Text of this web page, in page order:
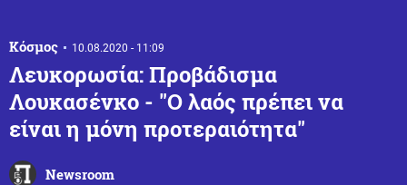
Κόσμος 10.08.2020 - 11:09
Λευκορωσία: Προβάδισμα
Λουκασένκο - "Ο λαός πρέπει να
είναι η μόνη προτεραιότητα"
Newsroom